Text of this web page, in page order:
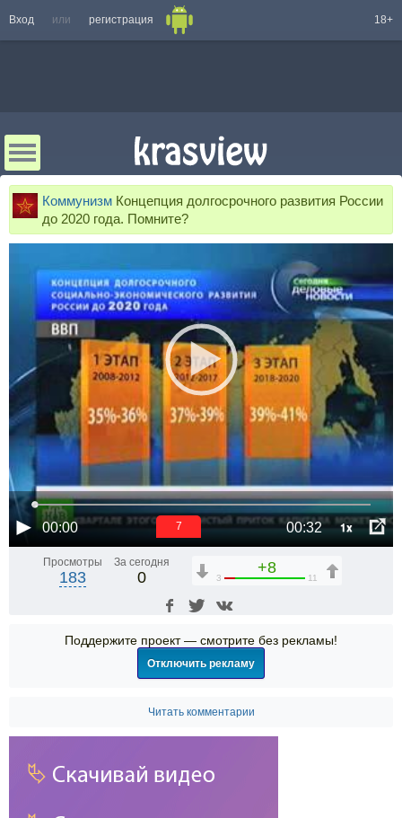
Вход или регистрация 18+
Коммунизм Концепция долгосрочного развития России
до 2020 года. Помните?
00:00 00:32 1x
6
Просмотры
183
За сегодня
0
+8
3 11
Поддержите проект — смотрите без рекламы!
Отключить рекламу
Читать комментарии